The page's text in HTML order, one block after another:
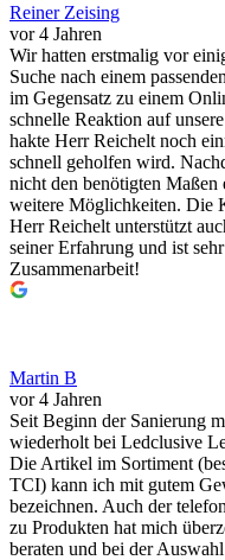
Reiner Zeising
vor 4 Jahren
Wir hatten erstmalig vor
Suche nach einem
im Gegensatz zu einem
schnelle Reaktion auf
hakte Herr Reichelt noch
schnell geholfen wird.
nicht den benötigten Maßen
weitere Möglichkeiten. Die
Herr Reichelt unterstützt
seiner Erfahrung und ist
Zusammenarbeit!
Martin B
vor 4 Jahren
Seit Beginn der Sanierung
wiederholt bei Ledclusive
Die Artikel im Sortiment
TCI) kann ich mit gutem
bezeichnen. Auch der
zu Produkten hat mich
beraten und bei der